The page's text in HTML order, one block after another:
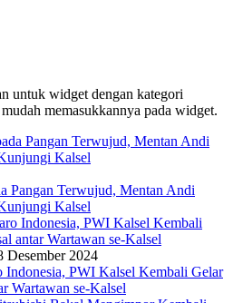
untuk widget dengan kategori
memasukkannya pada widget.
Pangan Terwujud, Mentan Andi
Kalsel
Desember 2024
Indonesia, PWI Kalsel Kembali Gelar
Wartawan se-Kalsel